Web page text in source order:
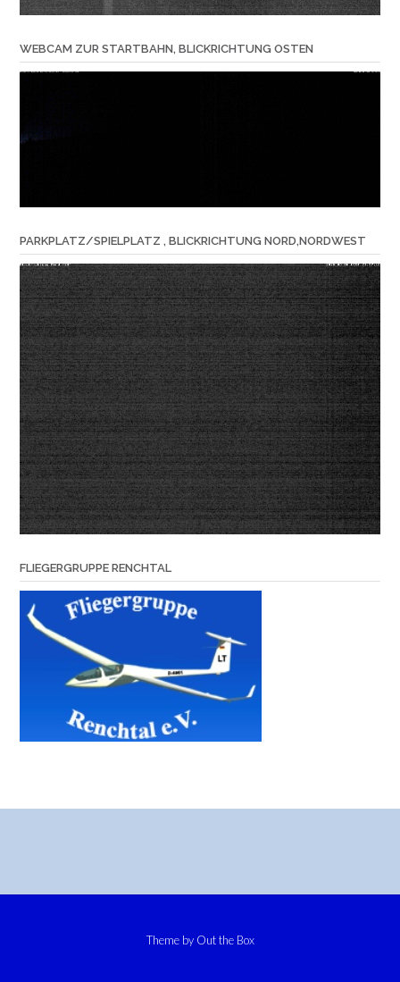
WEBCAM ZUR STARTBAHN, BLICKRICHTUNG OSTEN
PARKPLATZ/SPIELPLATZ , BLICKRICHTUNG NORD,NORDWEST
FLIEGERGRUPPE RENCHTAL
Theme by Out the Box